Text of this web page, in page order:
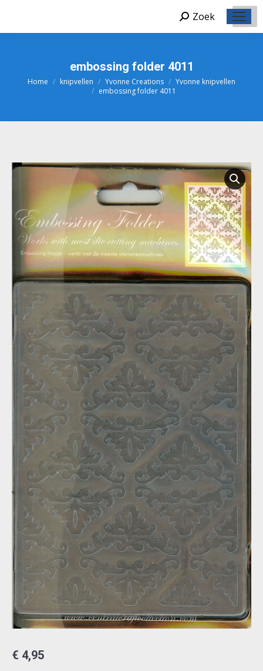
Zoeken:
Zoek
embossing folder 4011
Je bent hier:
Home knipvellen Yvonne Creations
Yvonne knipvellen
embossing folder 4011
€ 4,95